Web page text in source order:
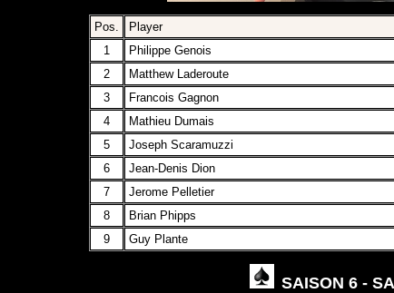
Pos. Player
1
Philippe Genois
2
Matthew Laderoute
3
Francois Gagnon
4
Mathieu Dumais
5
Joseph Scaramuzzi
6
Jean-Denis Dion
7
Jerome Pelletier
8
Brian Phipps
9
Guy Plante
SAISON 6 -